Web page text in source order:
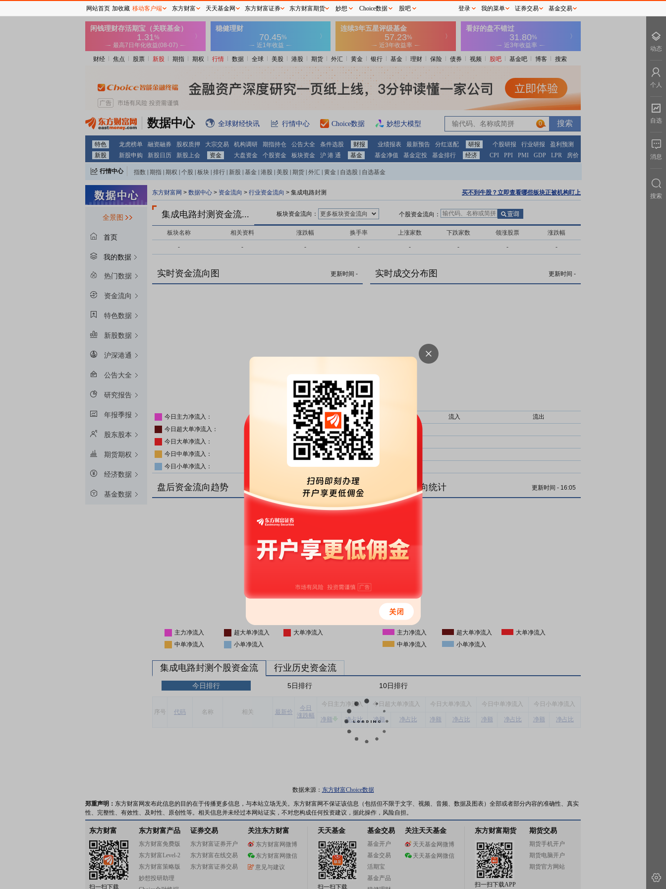
财经 焦点 股票 新股 期指 期权 行情 数据 全球 美股 港股 期货 外汇 黄金 银行 基金 理财 保险 债券 视频 股吧 基金吧 博客 搜索
数据中心 全球财经快讯 行情中心 Choice数据 妙想大模型 0
特色 龙虎榜单 融资融券 股权质押 大宗交易 机构调研 期指持仓 公告大全 条件选股 财报 业绩报表 最新预告 分红送配 研报 个股研报 行业研报
盈利预测
新股
新股申购 新股日历 新股上会 资金 大盘资金 个股资金 板块资金 沪 港 通 基金 基金净值 基金定投 基金排行 经济 CPI PPI PMI GDP LPR 房价
行情中心 指数 期指 期权 个股 板块 排行 新股 基金 港股 美股 期货 外汇 黄金 自选股 自选基金
全景图
首页
我的数据
热门数据
资金流向
特色数据
新股数据
沪深港通
公告大全
研究报告
年报季报
股东股本
期货期权
经济数据
基金数据
东方财富网 > 数据中心 > 资金流向 > 行业资金流向 > 集成电路封测 买不到牛股？立即查看哪些板块正被机构盯上
集成电路封测资金流... 板块资金流向： 更多板块资金流向 个股资金流向：
板块名称 相关资料 涨跌幅 换手率 上涨家数 下跌家数 领涨股票 涨跌幅
- - - - - - - -
实时资金流向图 更新时间 -
今日主力净流入：
主力净比：
今日超大单净流入：
超大单净比：
今日大单净流入：
大单净比：
今日中单净流入：
中单净比：
今日小单净流入：
小单净比：
实时成交分布图 更新时间 -
流入
流出
盘后资金流向趋势 更新时间 -16:05
主力净流入 超大单净流入
大单净流入
中单净流入
小单净流入
盘后资金流向统计 更新时间 - 16:05
主力净流入 超大单净流入
大单净流入
中单净流入
小单净流入
集成电路封测个股资金流 行业历史资金流
今日排行 5日排行 10日排行
序号 代码 名称 相关 最新价
今 日
涨跌幅
今 日主力净流入 今 日超大单净流入 今 日大单净流入 今 日中单净流入 今 日小单净流入
净额 净占比 净额 净占比 净额 净占比 净额 净占比 净额 净占比
数据来源： 东方财富Choice数据
郑重声明： 东方财富网发布此信息的目的在于传播更多信息，与本站立场无关。东方财富网不保证该信息（包括但不限于文字、视频、音频、数据及图表）全部或者部分内容的准确性、真实
性、完整性、有效性、及时性、原创性等。相关信息并未经过本网站证实，不对您构成任何投资建议，据此操作，风险自担。
东方财富
扫一扫下载
东方财富产品
东方财富免费版
东方财富Level-2
东方财富策略版
妙想投研助理
证券交易
东方财富证券开户
东方财富在线交易
东方财富证券交易
关注东方财富
东方财富网微博
东方财富网微信
意见与建议
天天基金
扫一扫下载
基金交易
基金开户
基金交易
活期宝
基金产品
关注天天基金
天天基金网微博
天天基金网微信
东方财富期货
扫一扫下载APP
期货交易
期货手机开户
期货电脑开户
期货官方网站
网站首页 加收藏 移动客户端 东方财富 天天基金网 东方财富证券 东方财富期货 妙想 Choice数据 股吧 登录 我的菜单 证券交易 基金交易
动态
个人
自选
消息
搜索